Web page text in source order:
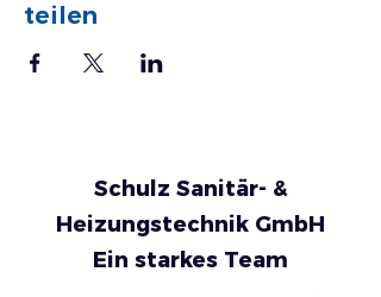
teilen
Schulz Sanitär- &
Heizungstechnik GmbH
Ein starkes Team